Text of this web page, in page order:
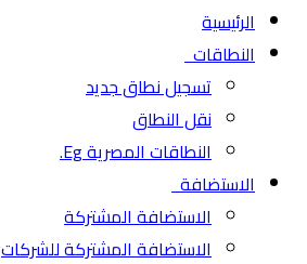
الرئيسية
النطاقات
تسجيل نطاق جديد
نقل النطاق
النطاقات المصرية Eg.
الاستضافة
الاستضافة المشتركة
الاستضافة المشتركة للشركات